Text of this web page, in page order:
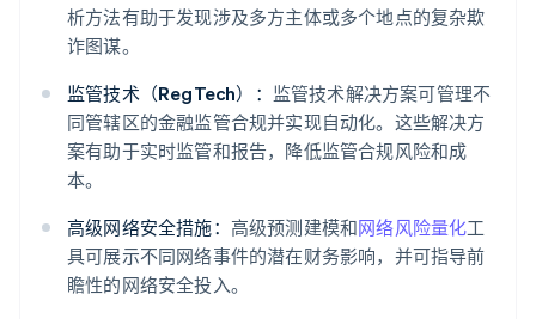
析方法有助于发现涉及多方主体或多个地点的复杂欺
诈图谋。
监管技术（RegTech）： 监管技术解决方案可管理不
同管辖区的金融监管合规并实现自动化。这些解决方
案有助于实时监管和报告，降低监管合规风险和成
本。
高级网络安全措施： 高级预测建模和网络风险量化工
具可展示不同网络事件的潜在财务影响，并可指导前
瞻性的网络安全投入。